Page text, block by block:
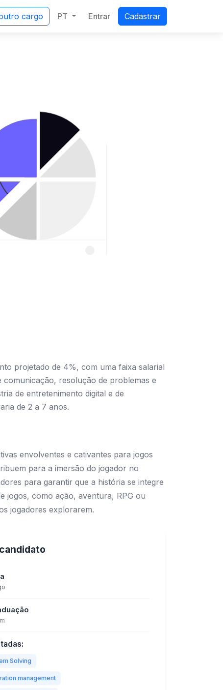
cargo PT Entrar Cadastrar
projetado de 4%, com uma faixa salarial
comunicação, resolução de problemas e
de entretenimento digital e de
de 2 a 7 anos.
envolventes e cativantes para jogos
para a imersão do jogador no
para garantir que a história se integre
jogos, como ação, aventura, RPG ou
jogadores explorarem.
Solving
management